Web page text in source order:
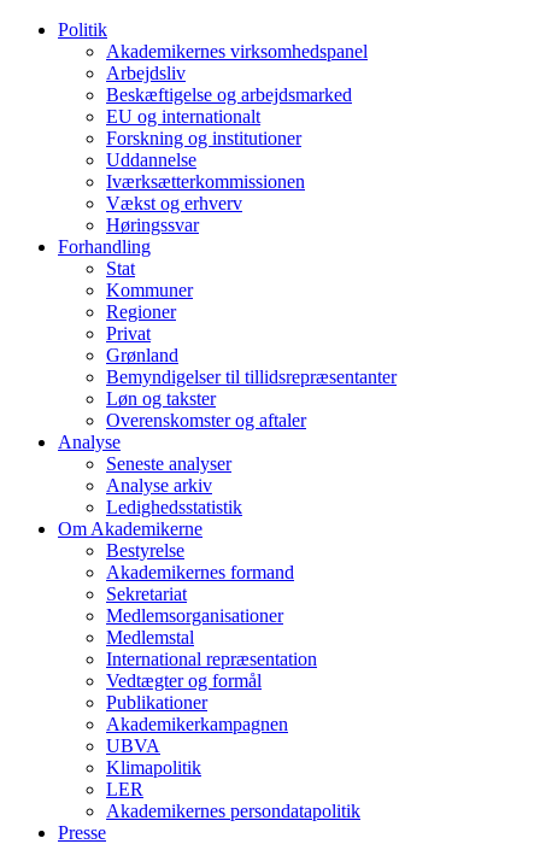
Politik
Akademikernes virksomhedspanel
Arbejdsliv
Beskæftigelse og arbejdsmarked
EU og internationalt
Forskning og institutioner
Uddannelse
Iværksætterkommissionen
Vækst og erhverv
Høringssvar
Forhandling
Stat
Kommuner
Regioner
Privat
Grønland
Bemyndigelser til tillidsrepræsentanter
Løn og takster
Overenskomster og aftaler
Analyse
Seneste analyser
Analyse arkiv
Ledighedsstatistik
Om Akademikerne
Bestyrelse
Akademikernes formand
Sekretariat
Medlemsorganisationer
Medlemstal
International repræsentation
Vedtægter og formål
Publikationer
Akademikerkampagnen
UBVA
Klimapolitik
LER
Akademikernes persondatapolitik
Presse